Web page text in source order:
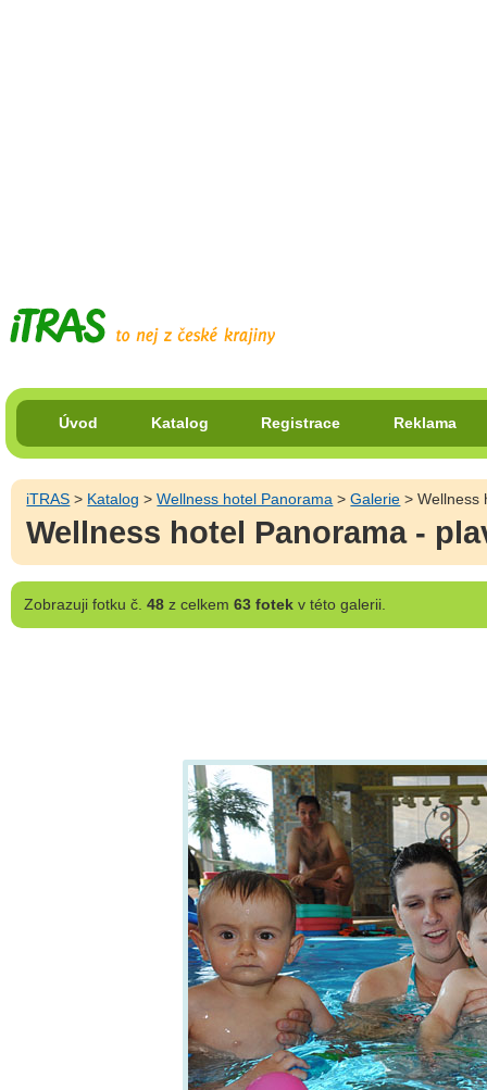
Úvod Katalog Registrace Reklama
iTRAS > Katalog >Wellness hotel Panorama >Galerie > Wellness
Wellness hotel Panorama -
Zobrazujifotku č. 48z celkem 63 fotekv této galerii.